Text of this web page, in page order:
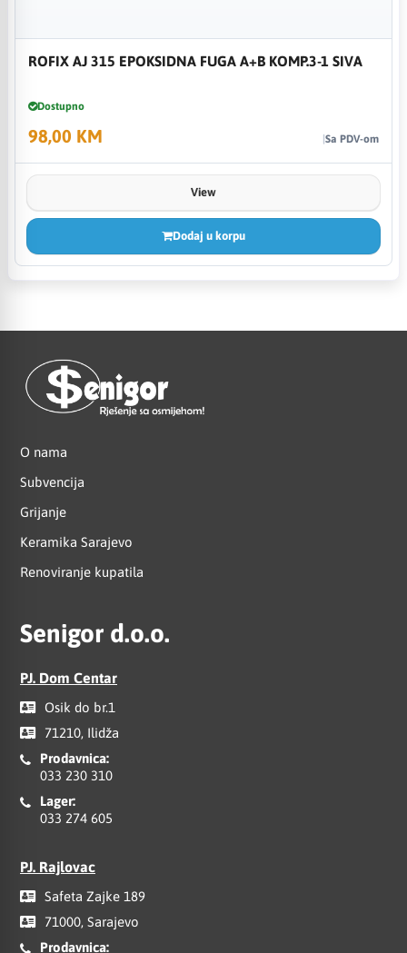
ROFIX AJ 315 EPOKSIDNA FUGA A+B KOMP.3-1 SIVA
Dostupno
98,00 KM Sa PDV-om
View
Dodaj u korpu
O nama
Subvencija
Grijanje
Keramika Sarajevo
Renoviranje kupatila
Senigor d.o.o.
PJ. Dom Centar
Osik do br.1
71210, Ilidža
Prodavnica:
033 230 310
Lager:
033 274 605
PJ. Rajlovac
Safeta Zajke 189
71000, Sarajevo
Prodavnica: